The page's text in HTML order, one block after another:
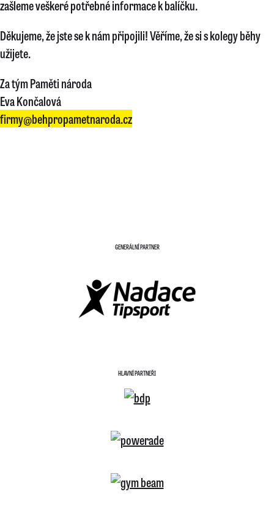
zašleme veškeré potřebné informace k balíčku.
Děkujeme, že jste se k nám připojili! Věříme, že si s kolegy běhy
užijete.
Za tým Paměti národa
Eva Končalová
firmy@behpropametnaroda.cz
GENERÁLNÍ PARTNER
HLAVNÍ PARTNEŘI